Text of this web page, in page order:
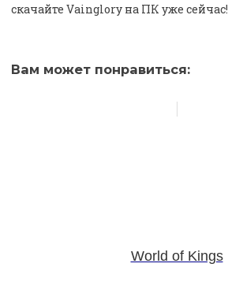
скачайте Vainglory на ПК уже сейчас!
Вам может понравиться:
World of Kings